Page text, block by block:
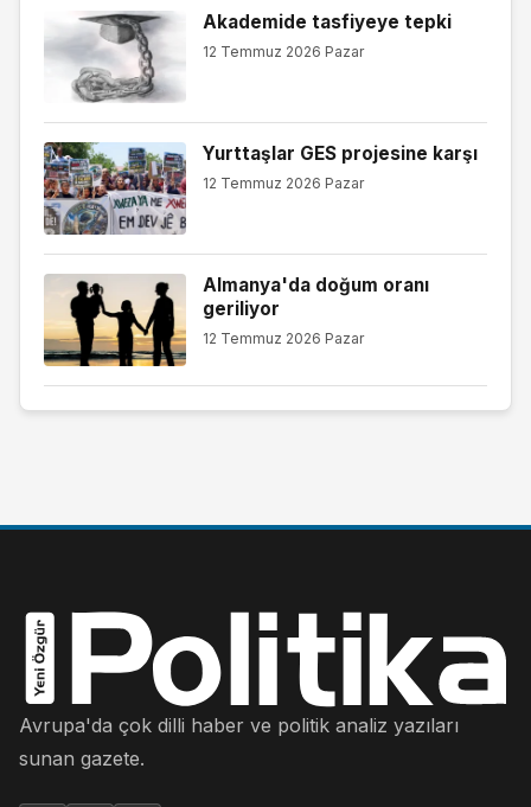
Akademide tasfiyeye tepki
12 Temmuz 2026 Pazar
Yurttaşlar GES projesine karşı
12 Temmuz 2026 Pazar
Almanya'da doğum oranı
geriliyor
12 Temmuz 2026 Pazar
Avrupa'da çok dilli haber ve politik analiz yazıları
sunan gazete.